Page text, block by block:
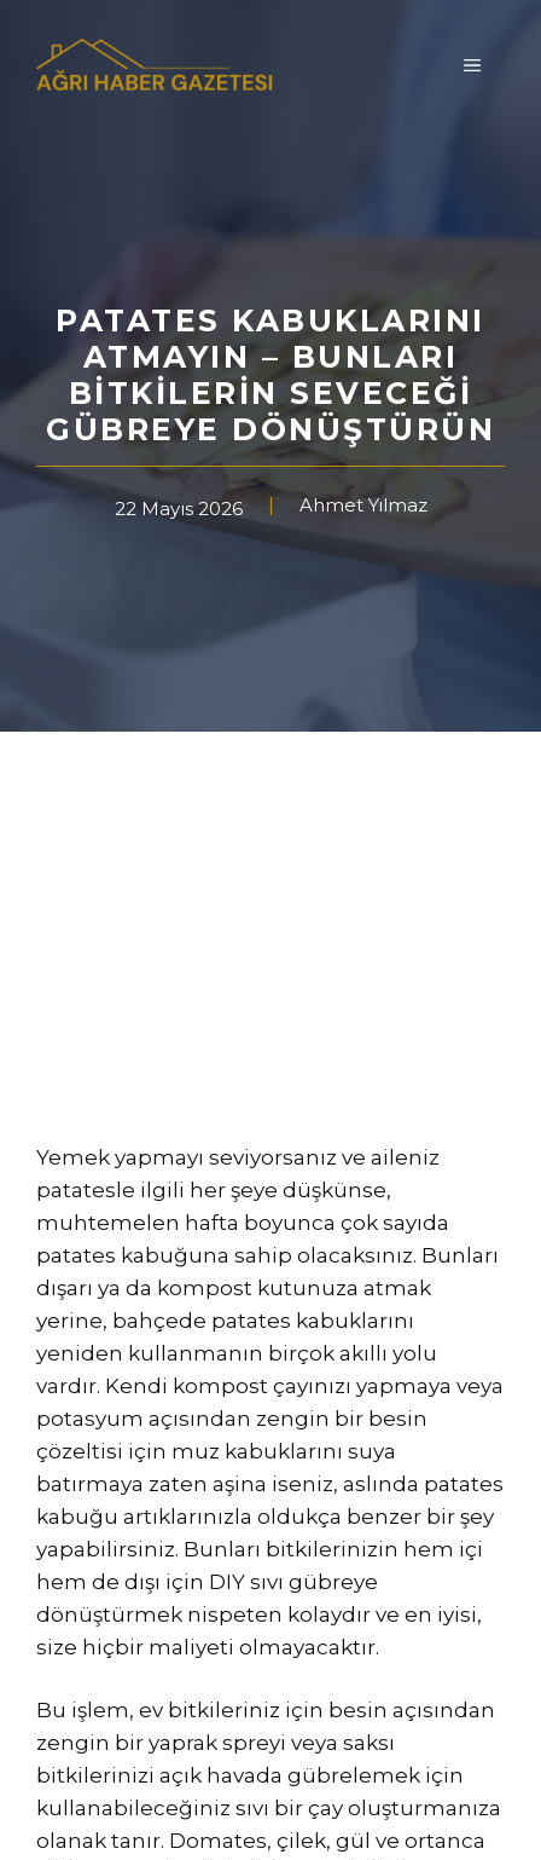
MENÜ
PATATES KABUKLARINI
ATMAYIN – BUNLARI
BITKILERIN SEVECEĞI
GÜBREYE DÖNÜŞTÜRÜN
22 Mayıs 2026 Ahmet Yılmaz
Yemek yapmayı seviyorsanız ve aileniz
patatesle ilgili her şeye düşkünse,
muhtemelen hafta boyunca çok sayıda
patates kabuğuna sahip olacaksınız. Bunları
dışarı ya da kompost kutunuza atmak
yerine, bahçede patates kabuklarını
yeniden kullanmanın birçok akıllı yolu
vardır. Kendi kompost çayınızı yapmaya veya
potasyum açısından zengin bir besin
çözeltisi için muz kabuklarını suya
batırmaya zaten aşina iseniz, aslında patates
kabuğu artıklarınızla oldukça benzer bir şey
yapabilirsiniz. Bunları bitkilerinizin hem içi
hem de dışı için DIY sıvı gübreye
dönüştürmek nispeten kolaydır ve en iyisi,
size hiçbir maliyeti olmayacaktır.
Bu işlem, ev bitkileriniz için besin açısından
zengin bir yaprak spreyi veya saksı
bitkilerinizi açık havada gübrelemek için
kullanabileceğiniz sıvı bir çay oluşturmanıza
olanak tanır. Domates, çilek, gül ve ortanca